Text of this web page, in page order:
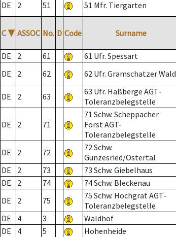
DE
2 51 51 Mfr. Tiergarten
C ▼ ASSOC No. D Code Surname
DE
2 61 61 Ufr. Spessart
DE
2 62 62 Ufr. Gramschatzer Wald
DE 2 63
63 Ufr. Haßberge AGT-
Toleranzbelegstelle
DE 2 71
71 Schw. Scheppacher
Forst AGT-
Toleranzbelegstelle
DE 2 72
72 Schw.
Gunzesried/Ostertal
DE
2 73 73 Schw. Giebelhaus
DE
2 74 74 Schw. Bleckenau
DE
2 75
75 Schw. Hochgrat AGT-
Toleranzbelegstelle
DE
4 3 Waldhof
DE
4 5 Hohenheide